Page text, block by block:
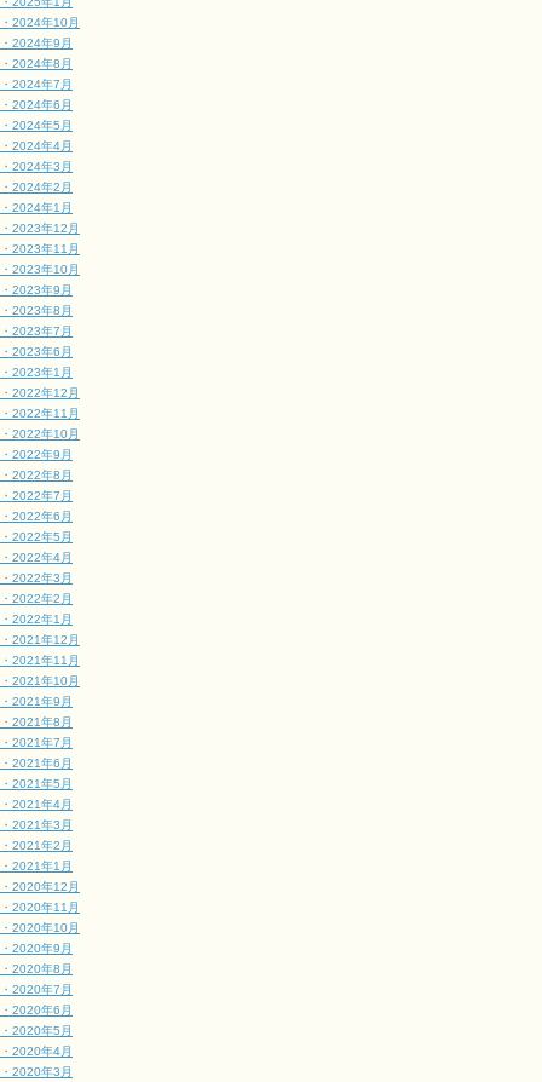
・2024年10月
・2024年9月
・2024年8月
・2024年7月
・2024年6月
・2024年5月
・2024年4月
・2024年3月
・2024年2月
・2024年1月
・2023年12月
・2023年11月
・2023年10月
・2023年9月
・2023年8月
・2023年7月
・2023年6月
・2023年1月
・2022年12月
・2022年11月
・2022年10月
・2022年9月
・2022年8月
・2022年7月
・2022年6月
・2022年5月
・2022年4月
・2022年3月
・2022年2月
・2022年1月
・2021年12月
・2021年11月
・2021年10月
・2021年9月
・2021年8月
・2021年7月
・2021年6月
・2021年5月
・2021年4月
・2021年3月
・2021年2月
・2021年1月
・2020年12月
・2020年11月
・2020年10月
・2020年9月
・2020年8月
・2020年7月
・2020年6月
・2020年5月
・2020年4月
・2020年3月